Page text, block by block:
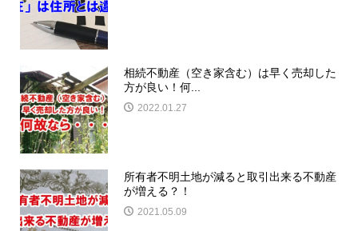
相続不動産（空き家含む）は早く売却した
方が良い！何...
2022.01.27
所有者不明土地が減ると取引出来る不動産
が増える？！
2021.05.09